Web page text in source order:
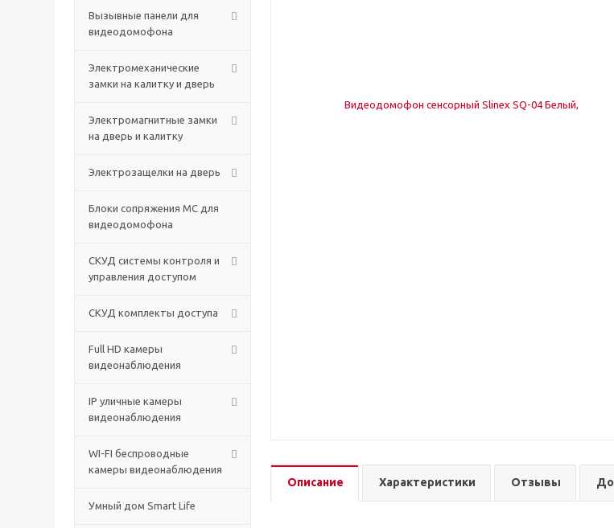
Вызывные панели для
видеодомофона
Электромеханические
замки на калитку и дверь
Электромагнитные замки
на дверь и калитку
Электрозащелки на дверь
Блоки сопряжения МС для
видеодомофона
СКУД системы контроля и
управления доступом
СКУД комплекты доступа
Full HD камеры
видеонаблюдения
IP уличные камеры
видеонаблюдения
WI-FI беспроводные
камеры видеонаблюдения
Умный дом Smart Life
Описание Характеристики Отзывы